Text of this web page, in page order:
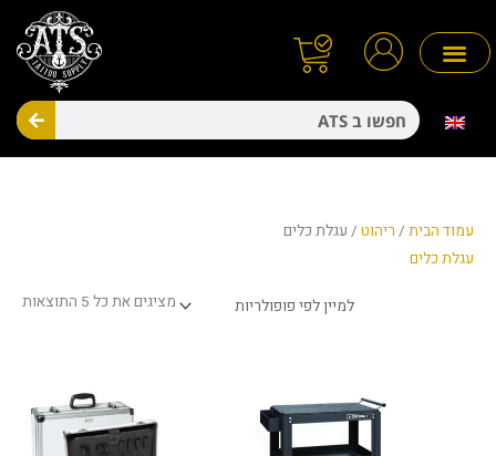
לתוכן
עמוד הבית / ריהוט / עגלת כלים
עגלת כלים
מציגים את כל ⁦5⁩ התוצאות